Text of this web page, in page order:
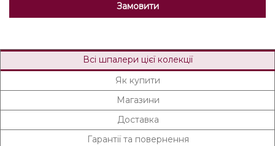
Замовити
Всі шпалери цієї колекції
Як купити
Магазини
Доставка
Гарантії та повернення